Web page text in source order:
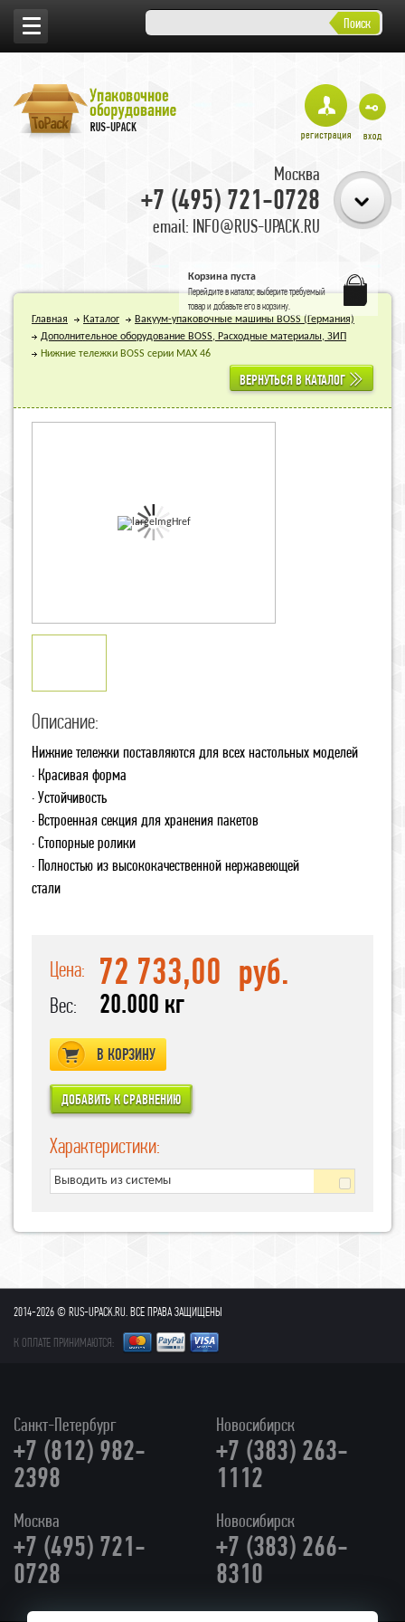
Поиск
Москва
+7 (495) 721-0728
email: INFO@RUS-UPACK.RU
Корзина пуста
Перейдите вкаталог, выберите требуемый
товар и добавьте его в корзину.
Главная Каталог
Вакуум-упаковочные машины BOSS (Германия)
Дополнительное оборудование BOSS, Расходные материалы, ЗИП
Нижние тележки BOSS серии MAX 46
ВЕРНУТЬСЯ В КАТАЛОГ
Описание:
Нижние тележки поставляются для всех настольных моделей
· Красивая форма
· Устойчивость
· Встроенная секция для хранения пакетов
· Стопорные ролики
· Полностью из высококачественной нержавеющей
стали
Цена: 72 733,00 руб.
Вес: 20.000 кг
В КОРЗИНУ
Характеристики:
Выводить из системы
2014-2026 © RUS-UPACK.RU. ВСЕ ПРАВА ЗАЩИЩЕНЫ
К ОПЛАТЕ ПРИНИМАЮТСЯ:
Санкт-Петербург
+7 (812) 982-
2398
Новосибирск
+7 (383) 263-
1112
Москва
+7 (495) 721-
0728
Новосибирск
+7 (383) 266-
8310